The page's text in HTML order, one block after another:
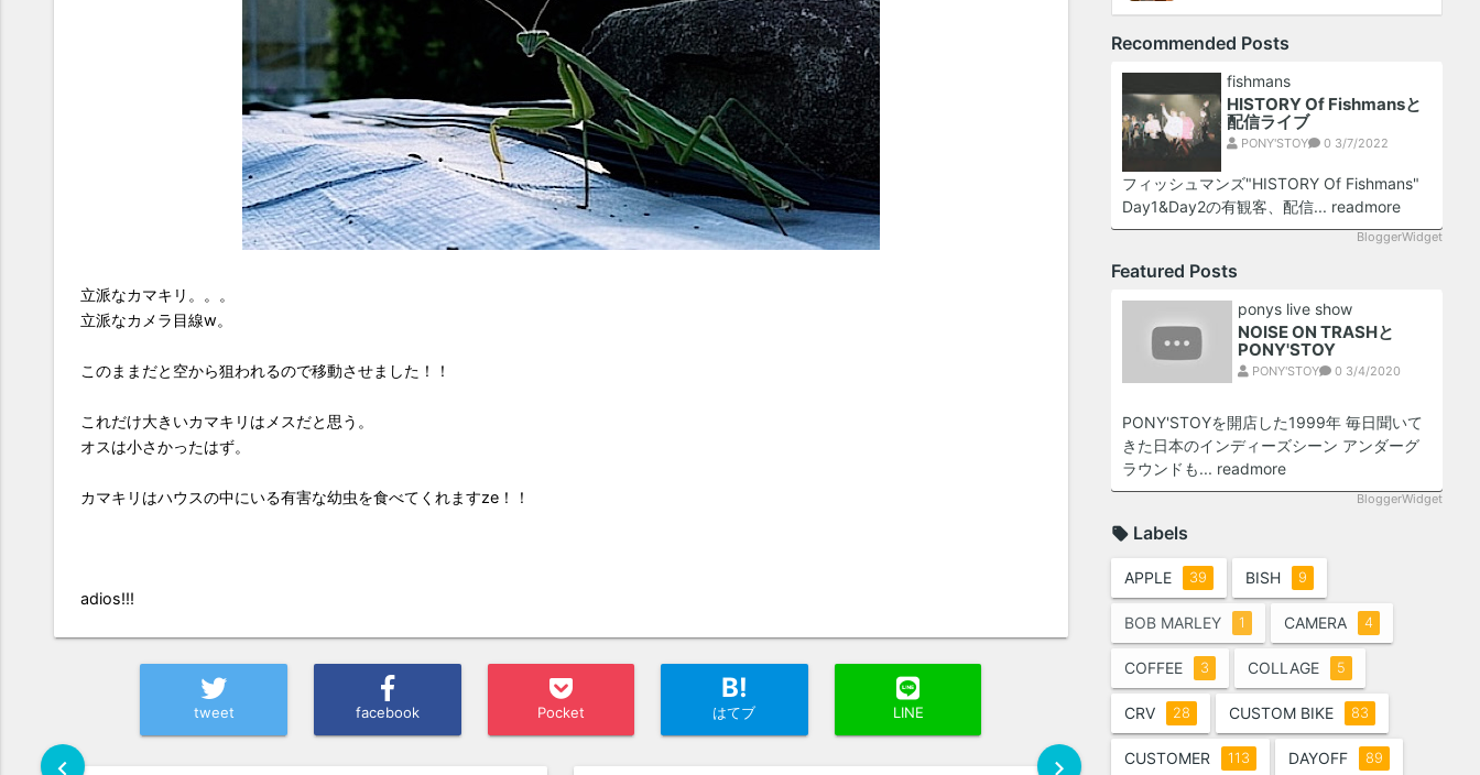
立派なカマキリ。。。
立派なカメラ目線w。
このままだと空から狙われるので移動させました！！
これだけ大きいカマキリはメスだと思う。
オスは小さかったはず。
カマキリはハウスの中にいる有害な幼虫を食べてくれますze！！
adios!!!
tweet facebook Pocket
B!
はてブ LINE
chevron_left chevron_right
Recommended Posts
fishmans
HISTORY Of Fishmansと
配信ライブ
PONY'STOY 0 3/7/2022
フィッシュマンズ"HISTORY Of Fishmans"
Day1&Day2の有観客、配信... readmore
BloggerWidget
Featured Posts
ponys live show
NOISE ON TRASHと
PONY'STOY
PONY'STOY 0 3/4/2020
PONY'STOYを開店した1999年 毎日聞いて
きた日本のインディーズシーン アンダーグ
ラウンドも... readmore
BloggerWidget
Labels
APPLE 39 BISH 9
BOB MARLEY 1 CAMERA 4
COFFEE 3 COLLAGE 5
CRV 28 CUSTOM BIKE 83
CUSTOMER 113 DAYOFF 89